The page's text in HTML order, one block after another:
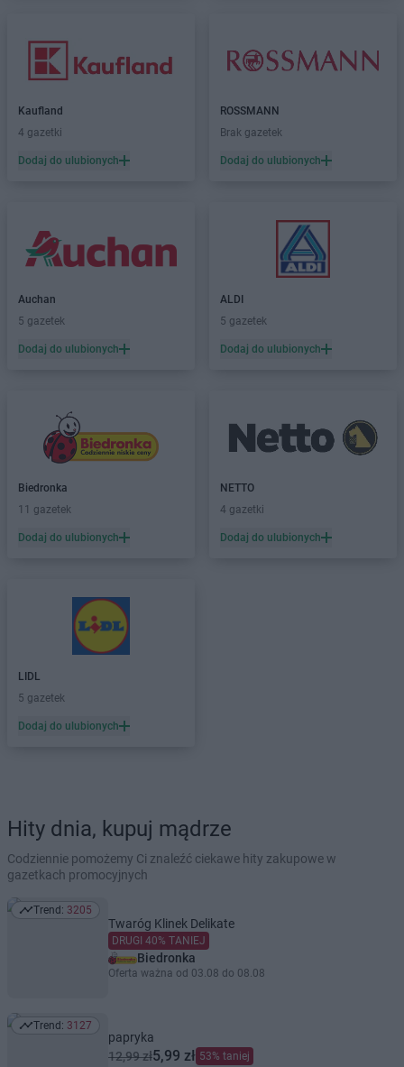
Kaufland
4 gazetki
Dodaj do ulubionych
ROSSMANN
Brak gazetek
Dodaj do ulubionych
Auchan
5 gazetek
Dodaj do ulubionych
ALDI
5 gazetek
Dodaj do ulubionych
Biedronka
11 gazetek
Dodaj do ulubionych
NETTO
4 gazetki
Dodaj do ulubionych
LIDL
5 gazetek
Dodaj do ulubionych
Hity dnia, kupuj mądrze
Codziennie pomożemy Ci znaleźć ciekawe hity zakupowe w
gazetkach promocyjnych
Trend: 3205
Trend: 3205
Twaróg Klinek Delikate
DRUGI 40% TANIEJ
Biedronka
Oferta ważna od 03.08 do 08.08
Trend: 3127
Trend: 3127
papryka
12,99 zł5,99 zł 53% taniej